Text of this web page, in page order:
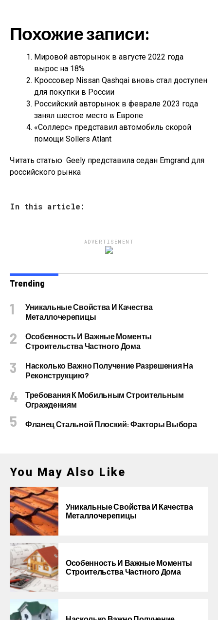
Похожие записи:
Мировой авторынок в августе 2022 года
вырос на 18%
Кроссовер Nissan Qashqai вновь стал доступен
для покупки в России
Российский авторынок в феврале 2023 года
занял шестое место в Европе
«Соллерс» представил автомобиль скорой
помощи Sollers Atlant
Читать статью Geely представила седан Emgrand для
российского рынка
In this article:
ADVERTISEMENT
Trending
Уникальные Свойства И Качества
Металлочерепицы
Особенность И Важные Моменты
Строительства Частного Дома
Насколько Важно Получение Разрешения На
Реконструкцию?
Требования К Мобильным Строительным
Ограждениям
Фланец Стальной Плоский: Факторы Выбора
You May Also Like
Уникальные Свойства И Качества
Металлочерепицы
Особенность И Важные Моменты
Строительства Частного Дома